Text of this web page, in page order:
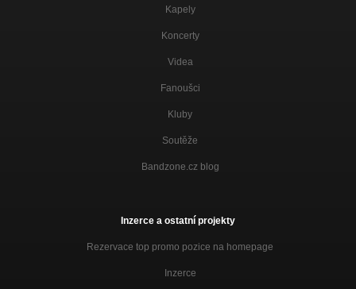
Kapely
Koncerty
Videa
Fanoušci
Kluby
Soutěže
Bandzone.cz blog
Inzerce a ostatní projekty
Rezervace top promo pozice na homepage
Inzerce